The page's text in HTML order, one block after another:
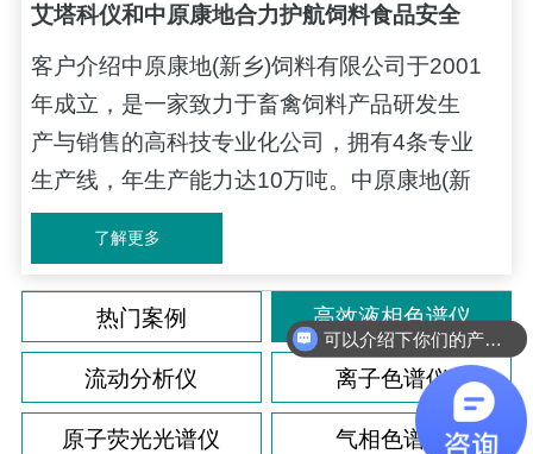
艾塔科仪和中原康地合力护航饲料食品安全
（液相色谱仪）
客户介绍中原康地(新乡)饲料有限公司于2001
年成立，是一家致力于畜禽饲料产品研发生
产与销售的高科技专业化公司，拥有4条专业
生产线，年生产能力达10万吨。中原康地(新
乡)饲料有限公司痛点解决方案效果有噪音采
声。检测结果的准确性不能保证检测器采用
具有24位AD转换和信号采样频率80hz/s高速
数据采集器确保检测器超高灵敏度、提高了
图谱的分辨能力和准确率。液...
了解更多
热门案例 高效液相色谱仪
流动分析仪 离子色谱仪
原子荧光光谱仪 气相色谱仪
可以介绍下你们的产品么